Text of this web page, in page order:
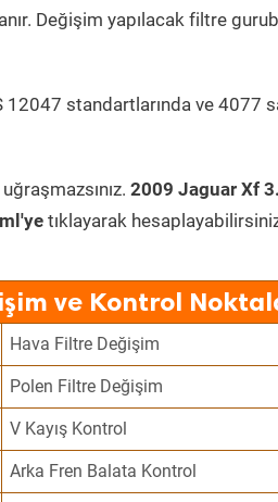
Değişim yapılacak filtre
standartlarında ve 4077
2009 Jaguar Xf
tıklayarak
ve Kontrol
Hava Filtre Değişim
Polen Filtre Değişim
V Kayış Kontrol
Arka Fren Balata Kontrol